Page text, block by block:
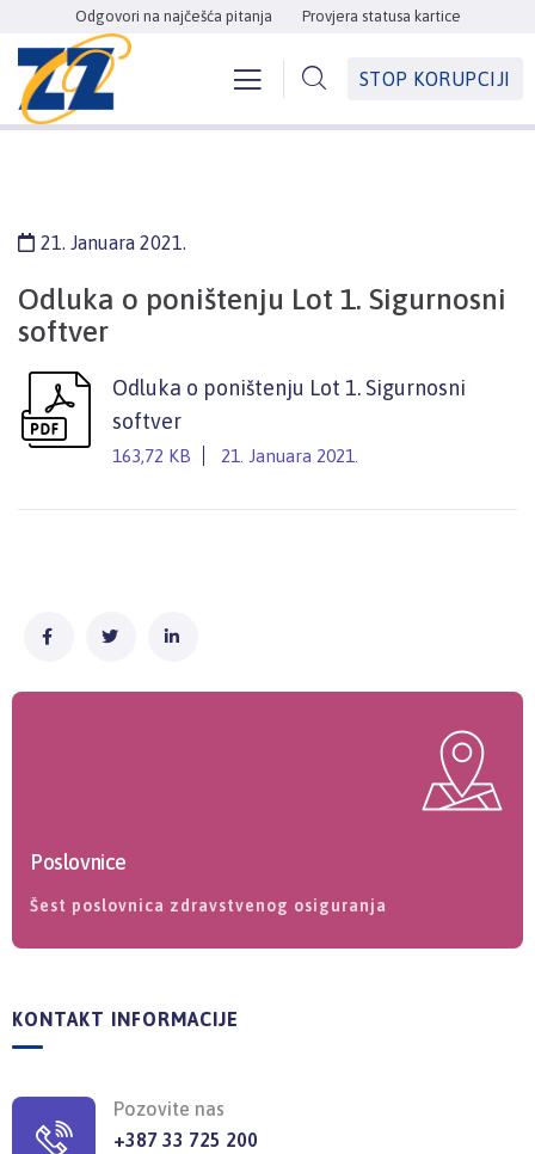
Odgovori na najčešća pitanja Provjera statusa kartice
STOP KORUPCIJI
21. Januara 2021.
Odluka o poništenju Lot 1. Sigurnosni
softver
Odluka o poništenju Lot 1. Sigurnosni
softver
163,72 KB 21. Januara 2021.
Poslovnice
Šest poslovnica zdravstvenog osiguranja
KONTAKT INFORMACIJE
Pozovite nas
+387 33 725 200